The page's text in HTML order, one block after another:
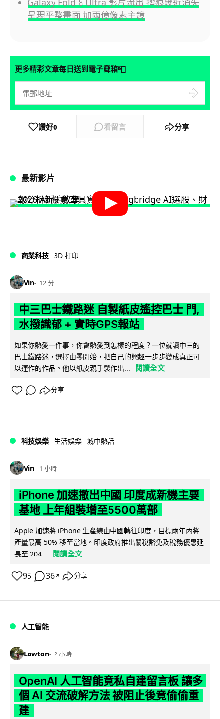
Galaxy Fold 8 Ultra 影片流出 摺痕幾近消失
呈現平整畫面 加兩億像素主鏡
更多精彩文章每日送到電子郵箱📮
讚好0 看留言 分享
最新影片
商業科技 3D 打印
Vin 12 分
中三巴士鐵路迷 自製紙皮遙控巴士 門,
水撥識郁 + 實時GPS報站
如果你熱愛一件事，你會熱愛到怎樣的程度？一位就讀中三的
巴士鐵路迷，選擇由零開始，把自己的興趣一步步變成真正可
以運作的作品。他以紙皮親手製作出...
閱讀全文
分享
科技娛樂 生活娛樂 城中熱話
Vin 1 小時
iPhone 加速撤出中國 印度成新機主要
基地 上年組裝增至5500萬部
Apple 加速將 iPhone 生產線由中國轉往印度，目標兩年內將
產量最高 50% 移至當地。印度政府推出關稅豁免及稅務優惠延
長至 204...
閱讀全文
95 36 ↗ 分享
人工智能
Lawton 2 小時
OpenAI 人工智能竟私自建留言板 讓多
個 AI 交流破解方法 被阻止後竟偷偷重
建